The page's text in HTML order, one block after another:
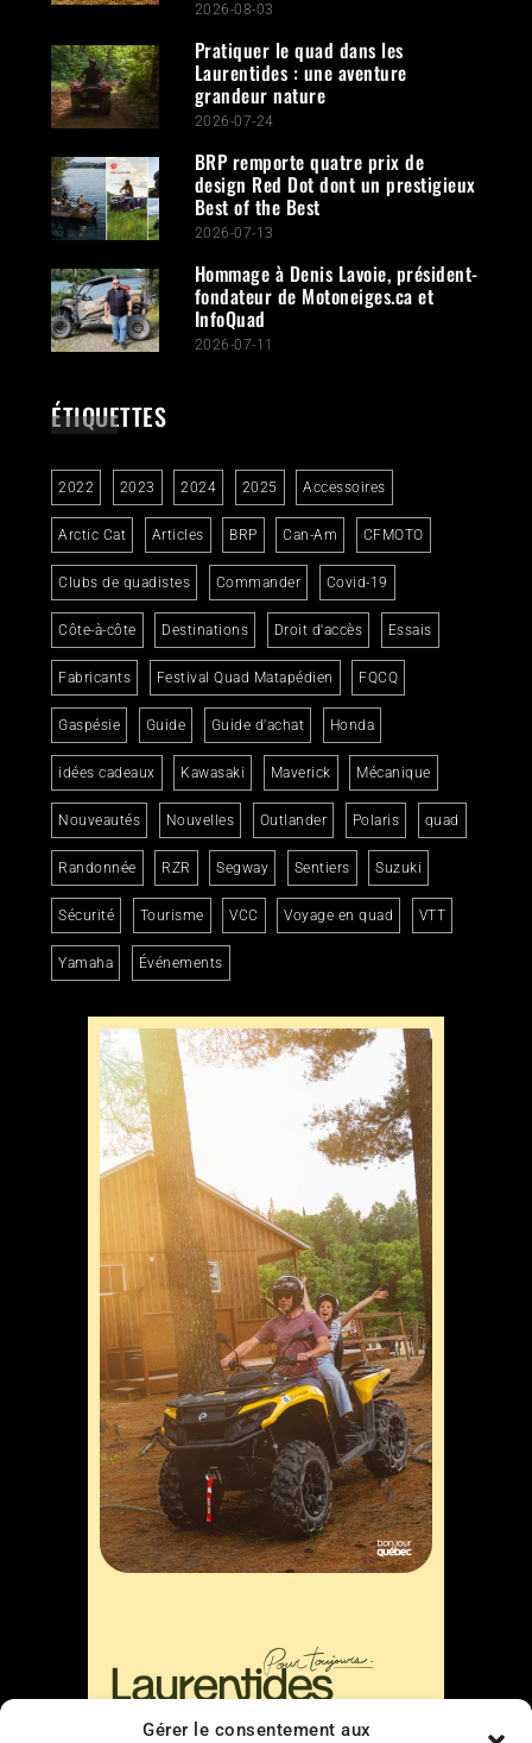
Gérer le consentement aux
2026-08-03
Pratiquer le quad dans les
Laurentides : une aventure
grandeur nature
2026-07-24
BRP remporte quatre prix de
design Red Dot dont un prestigieux
Best of the Best
2026-07-13
Hommage à Denis Lavoie, président-
fondateur de Motoneiges.ca et
InfoQuad
2026-07-11
ÉTIQUETTES
2022 2023 2024 2025 Accessoires
Arctic Cat Articles BRP Can-Am CFMOTO
Clubs de quadistes Commander Covid-19
Côte-à-côte Destinations Droit d'accès Essais
Fabricants Festival Quad Matapédien FQCQ
Gaspésie Guide Guide d'achat Honda
idées cadeaux Kawasaki Maverick Mécanique
Nouveautés Nouvelles Outlander Polaris quad
Randonnée RZR Segway Sentiers Suzuki
Sécurité Tourisme VCC Voyage en quad VTT
Yamaha Événements